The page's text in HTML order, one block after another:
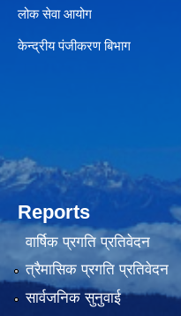
लोक सेवा आयोग
केन्द्रीय पंजीकरण बिभाग
Reports
वार्षिक प्रगति प्रतिवेदन
त्रैमासिक प्रगति प्रतिवेदन
सार्वजनिक सुनुवाई